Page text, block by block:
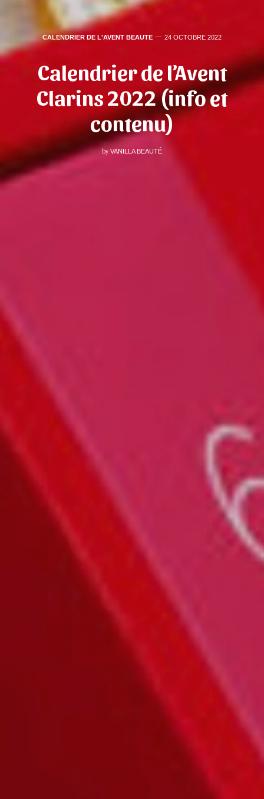
CALENDRIER DE L'AVENT BEAUTE 24 OCTOBRE 2022
Calendrier de l’Avent
Clarins 2022 (info et
contenu)
by VANILLA BEAUTÉ